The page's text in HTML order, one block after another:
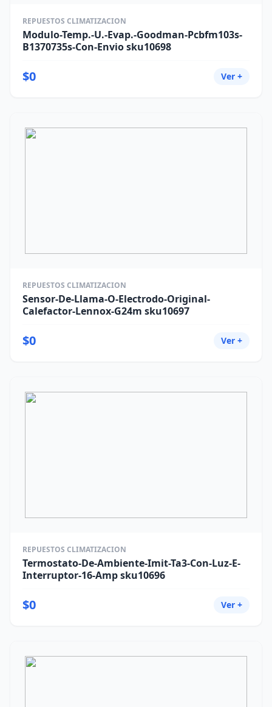
REPUESTOS CLIMATIZACION
Modulo-Temp.-U.-Evap.-Goodman-Pcbfm103s-
B1370735s-Con-Envio sku10698
$0 Ver +
REPUESTOS CLIMATIZACION
Sensor-De-Llama-O-Electrodo-Original-
Calefactor-Lennox-G24m sku10697
$0 Ver +
REPUESTOS CLIMATIZACION
Termostato-De-Ambiente-Imit-Ta3-Con-Luz-E-
Interruptor-16-Amp sku10696
$0 Ver +